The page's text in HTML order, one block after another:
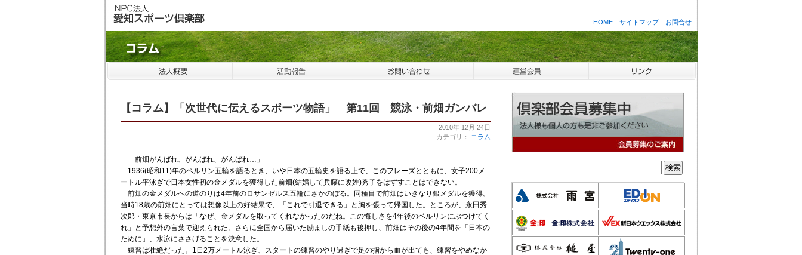
HOME ｜ サイトマップ｜ お問合せ
【コラム】「次世代に伝えるスポーツ物語」 第11回 競泳・前畑ガンバレ
2010年 12月 24日
カテゴリ：
コラム
「前畑がんばれ、がんばれ、がんばれ…」
1936(昭和11)年のベルリン五輪を語るとき、いや日本の五輪史を語る上で、このフレーズとともに、女子200メ
ートル平泳ぎで日本女性初の金メダルを獲得した前畑(結婚して兵藤に改姓)秀子をはずすことはできない。
前畑の金メダルへの道のりは4年前のロサンゼルス五輪にさかのぼる。同種目で前畑はいきなり銀メダルを獲得。
当時18歳の前畑にとっては想像以上の好結果で、「これで引退できる」と胸を張って帰国した。ところが、永田秀
次郎・東京市長からは「なぜ、金メダルを取ってくれなかったのだね。この悔しさを4年後のベルリンにぶつけてく
れ」と予想外の言葉で迎えられた。さらに全国から届いた励ましの手紙も後押し、前畑はその後の4年間を「日本の
ために」、水泳にささげることを決意した。
練習は壮絶だった。1日2万メートル泳ぎ、スタートの練習のやり過ぎで足の指から血が出ても、練習をやめなか